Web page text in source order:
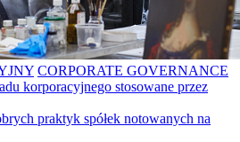
CORPORATE GOVERNANCE
korporacyjnego stosowane przez
praktyk spółek notowanych na